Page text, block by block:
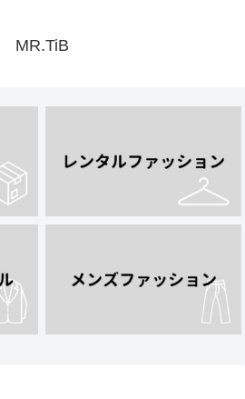
MR.TiB